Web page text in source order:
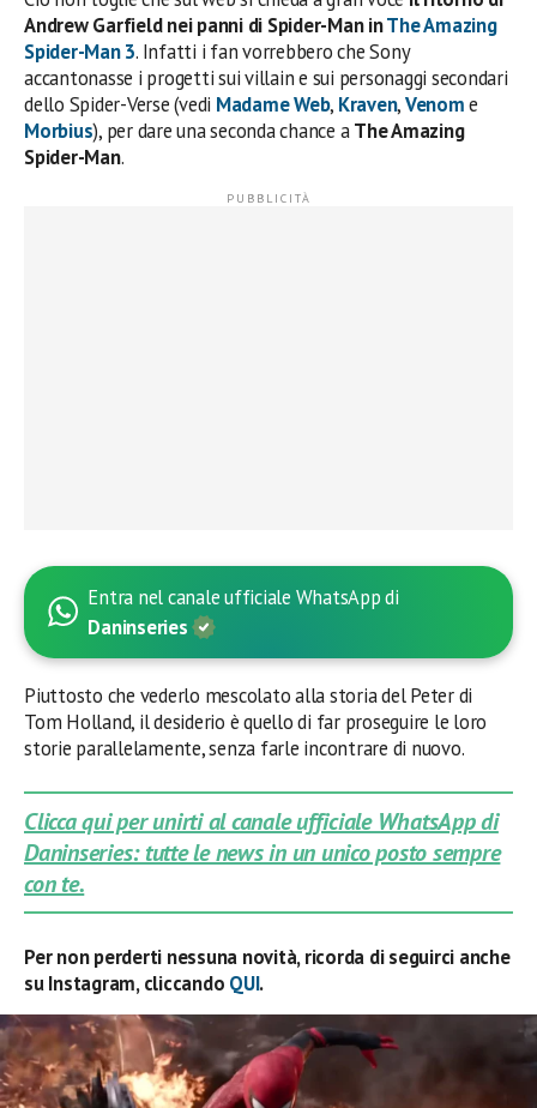
Andrew Garfield nei panni di Spider-Man inThe Amazing
Spider-Man 3. Infatti i fan vorrebbero che Sony
accantonasse i progetti sui villain e sui personaggi secondari
dello Spider-Verse (vedi Madame Web, Kraven,Venome
Morbius), per dare una seconda chance aThe Amazing
Spider-Man.
Entra nel canale ufficiale WhatsApp di
Daninseries
Piuttosto che vederlo mescolato alla storia del Peter di
Tom Holland, il desiderio è quello di far proseguire le loro
storie parallelamente, senza farle incontrare di nuovo.
Clicca qui per unirti al canale ufficiale WhatsApp di
Daninseries: tutte le news in un unico posto sempre
con te.
Per non perderti nessuna novità, ricorda di seguirci anche
su Instagram, cliccando QUI.